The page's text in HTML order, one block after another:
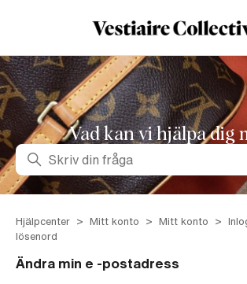
Vad kan vi hjälpa dig
Sök
Hjälpcenter Mitt konto Mitt konto
lösenord
Ändra min e -postadress